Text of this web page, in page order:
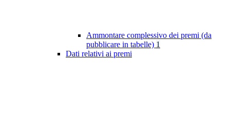
Ammontare complessivo dei premi (da
pubblicare in tabelle) 1
Dati relativi ai premi